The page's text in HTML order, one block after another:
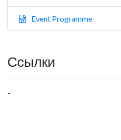
Event Programme
Ссылки
-